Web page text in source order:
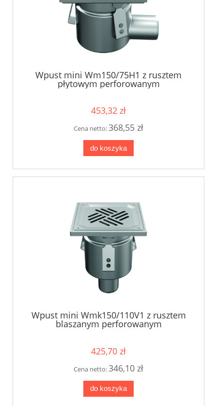
Wpust mini Wm150/75H1 z rusztem
płytowym perforowanym
453,32 zł
Cena netto:368,55 zł
do koszyka
Wpust mini Wmk150/110V1 z rusztem
blaszanym perforowanym
425,70 zł
Cena netto:346,10 zł
do koszyka